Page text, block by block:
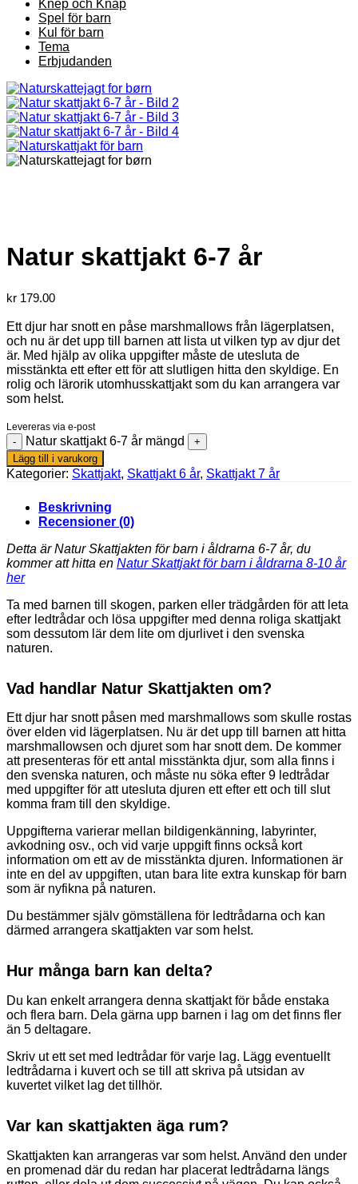
Knep och Knåp
Spel för barn
Kul för barn
Tema
Erbjudanden
Natur skattjakt 6-7 år
kr 179.00
Ett djur har snott en påse marshmallows från lägerplatsen,
och nu är det upp till barnen att lista ut vilken typ av djur det
är. Med hjälp av olika uppgifter måste de utesluta de
misstänkta ett efter ett för att slutligen hitta den skyldige. En
rolig och lärorik utomhusskattjakt som du kan arrangera var
som helst.
Levereras via e-post
Natur skattjakt 6-7 år mängd
Lägg till i varukorg
Kategorier: Skattjakt, Skattjakt 6 år, Skattjakt 7 år
Beskrivning
Recensioner (0)
Detta är Natur Skattjakten för barn i åldrarna 6-7 år, du
kommer att hitta en Natur Skattjakt för barn i åldrarna 8-10 år
her
Ta med barnen till skogen, parken eller trädgården för att leta
efter ledtrådar och lösa uppgifter med denna roliga skattjakt
som dessutom lär dem lite om djurlivet i den svenska
naturen.
Vad handlar Natur Skattjakten om?
Ett djur har snott påsen med marshmallows som skulle rostas
över elden vid lägerplatsen. Nu är det upp till barnen att hitta
marshmallowsen och djuret som har snott dem. De kommer
att presenteras för ett antal misstänkta djur, som alla finns i
den svenska naturen, och måste nu söka efter 9 ledtrådar
med uppgifter för att utesluta djuren ett efter ett och till slut
komma fram till den skyldige.
Uppgifterna varierar mellan bildigenkänning, labyrinter,
avkodning osv., och vid varje uppgift finns också kort
information om ett av de misstänkta djuren. Informationen är
inte en del av uppgiften, utan bara lite extra kunskap för barn
som är nyfikna på naturen.
Du bestämmer själv gömställena för ledtrådarna och kan
därmed arrangera skattjakten var som helst.
Hur många barn kan delta?
Du kan enkelt arrangera denna skattjakt för både enstaka
och flera barn. Dela gärna upp barnen i lag om det finns fler
än 5 deltagare.
Skriv ut ett set med ledtrådar för varje lag. Lägg eventuellt
ledtrådarna i kuvert och se till att skriva på utsidan av
kuvertet vilket lag det tillhör.
Var kan skattjakten äga rum?
Skattjakten kan arrangeras var som helst. Använd den under
en promenad där du redan har placerat ledtrådarna längs